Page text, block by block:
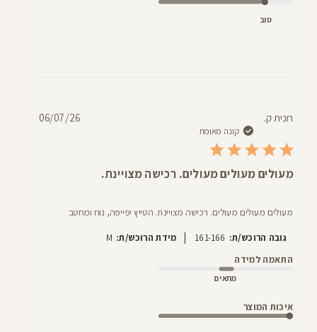
טוב
רונית ק.
קונה מאומת
מעולים מעולים מעולים. רכישה מצויינת.
מעולים מעולים מעולים. רכישה מצויינת. הטייץ יפייפה, נוח ומחטב
גובה הרוכש/ת: 161-166
| מידת הרוכש/ת: M
התאמה למידה
מתאים
איכות המוצר
תאריך06/07/26